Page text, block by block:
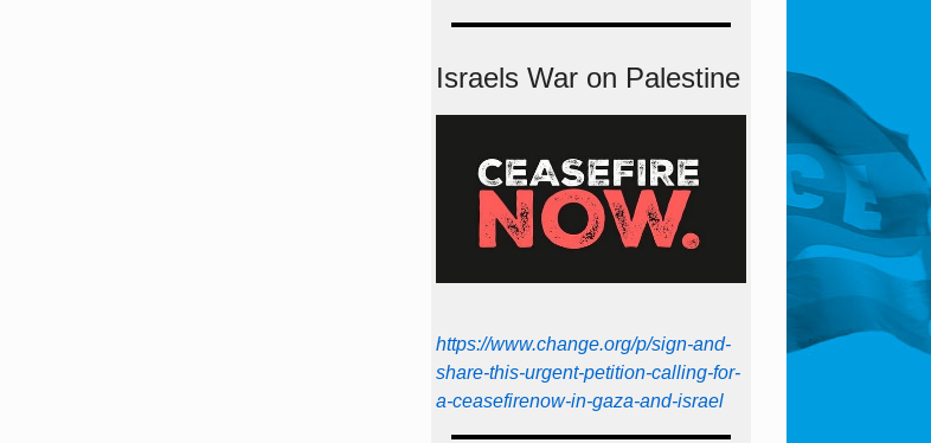
Israels War on Palestine
https://www.change.org/p/sign-and-
share-this-urgent-petition-calling-for-
a-ceasefirenow-in-gaza-and-israel